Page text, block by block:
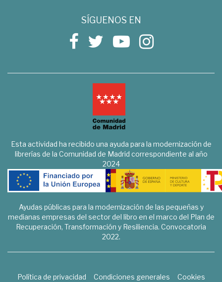
SÍGUENOS EN
Esta actividad ha recibido una ayuda para la modernización de
librerías de la Comunidad de Madrid correspondiente al año
2024
Ayudas públicas para la modernización de las pequeñas y
medianas empresas del sector del libro en el marco del Plan de
Recuperación, Transformación y Resiliencia. Convocatoria
2022.
Política de privacidad Condiciones generales
Cookies